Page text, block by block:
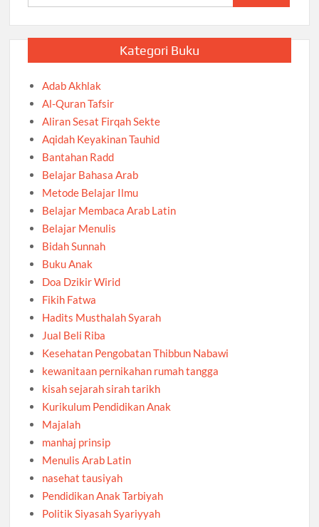
untuk:
Kategori Buku
Adab Akhlak
Al-Quran Tafsir
Aliran Sesat Firqah Sekte
Aqidah Keyakinan Tauhid
Bantahan Radd
Belajar Bahasa Arab
Metode Belajar Ilmu
Belajar Membaca Arab Latin
Belajar Menulis
Bidah Sunnah
Buku Anak
Doa Dzikir Wirid
Fikih Fatwa
Hadits Musthalah Syarah
Jual Beli Riba
Kesehatan Pengobatan Thibbun Nabawi
kewanitaan pernikahan rumah tangga
kisah sejarah sirah tarikh
Kurikulum Pendidikan Anak
Majalah
manhaj prinsip
Menulis Arab Latin
nasehat tausiyah
Pendidikan Anak Tarbiyah
Politik Siyasah Syariyyah